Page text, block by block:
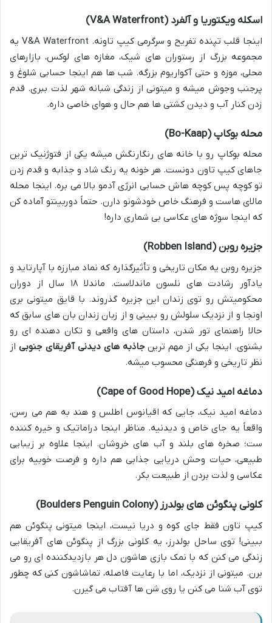
اسکله ویکتوریا و آلفرد (V&A Waterfront)
اینجا قلب تپنده تفریح و سرگرمی کیپ تاونه. V&A Waterfront یه
مجموعه بزرگ از رستوران های شیک، مغازه های لوکس، بازارهای
محلی، موزه و حتی آکواریوم بزرگه. شب ها هم اینجا حسابی شلوغ و
پرجنب وجوش میشه و میتونی از زندگی شبانه شهر لذت ببری. قدم
زدن کنار آب و دیدن کشتی ها هم حال و هوای خاصی داره.
محله بوکاپ (Bo-Kaap)
محله بوکاپ رو با خانه های رنگارنگش میشه یکی از فتوژنیک ترین
جاهای کیپ تاون دونست. هر خونه یه رنگ شاد و جذابه و قدم زدن
تو کوچه پس کوچه هاش حسابی انرژی آدمو بالا می بره. اینجا محله
مالای هاست و فرهنگ خاص خودشونو دارن. حتماً دوربینتو آماده کن
که اینجا سوژه های عکاسی بی شماری داره!
جزیره روبن (Robben Island)
جزیره روبن یه مکان تاریخی و تأثیرگذاره که نماد مبارزه با آپارتاید و
یادآور رشادت های نلسون ماندلاست. ماندلا ۱۸ سال از دوران
محکومیتش رو توی زندان این جزیره گذروند. با قایق میتونی بری
اونجا و از نزدیک سلولش رو ببینی و از زبان زندان بان های سابق که
حالا راهنمای تور شدن، داستان های واقعی و تکان دهنده ای رو
بشنوی. اینجا یکی از مهم ترینجاذبه های دیدنی آفریقای جنوبی از
نظر تاریخی و فرهنگی محسوب میشه.
دماغه امید نیک (Cape of Good Hope)
دماغه امید نیک، جایی که اقیانوس اطلس و هند به هم می رسن،
واقعاً یه جای خاص و دیدنیه. مناظر اینجا دراماتیک و خیره کننده
ست؛ صخره های بلند و آب های خروشان. اینجا علاوه بر زیبایی
طبیعی، حیات وحش دریایی جذابی هم داره و فرصت خوبیه برای
عکاسی و لذت بردن از طبیعت بکر.
کلونی پنگوئن های بولدرز (Boulders Penguin Colony)
کیپ تاون فقط جای کوه و دریا نیست، اینجا میتونی پنگوئن هم
ببینی! توی ساحل بولدرز، یه کلونی بزرگ از پنگوئن های آفریقایی
زندگی می کنن که با نمک بازی هاشون دل هر بازدیدکننده ای رو می
برن. میتونی از نزدیک، اما با رعایت فاصله، تماشاشون کنی که چطور
توی آب شنا می کنن یا روی شن ها آفتاب می گیرن.